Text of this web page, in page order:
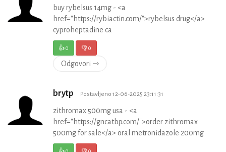
buy rybelsus 14mg - <a
href="https://rybiactin.com/">rybelsus drug</a>
cyproheptadine ca
👍0 👎0
Odgovori ⇾
brytp Postavljeno 12-06-2025 23:11:31
zithromax 500mg usa - <a
href="https://gncatbp.com/">order zithromax
500mg for sale</a> oral metronidazole 200mg